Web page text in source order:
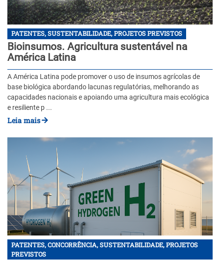
PATENTES, SUSTENTABILIDADE, PROJETOS PREVISTOS
Bioinsumos. Agricultura sustentável na
América Latina
A América Latina pode promover o uso de insumos agrícolas de
base biológica abordando lacunas regulatórias, melhorando as
capacidades nacionais e apoiando uma agricultura mais ecológica
e resiliente p ...
Leia mais
PATENTES, CONCORRÊNCIA, SUSTENTABILIDADE, PROJETOS
PREVISTOS